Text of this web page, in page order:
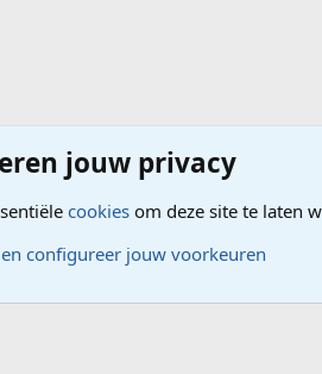
Software Internet, Games
jouw privacy
cookies om deze site te laten
configureer jouw voorkeuren